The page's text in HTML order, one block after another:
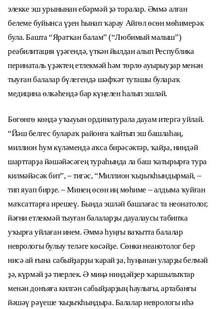
элекке эш урынынан ебәрмәй ҙә торалар. Әммә алған
белеме буйынса үҙен һынап ҡарау Айгөл өсөн мөһимерәк
була. Башта “Яратҡан балам” (“Любимый малыш”)
реабилитация үҙәгендә, үткән йылдан алып Республика
перинаталь үҙәктең етлекмәй һәм төрлө ауырыуҙар менән
тыуған балалар бүлегендә шәфҡәт туташы булараҡ
медицина өлкәһендә бар күңелен һалып эшләй.
Бөгөнгө көндә уҡыуын ординатурала дауам итергә уйлай.
“Йәш белгес булараҡ районға ҡайтып эш башлаһаң,
миллион һум күләмендә аҡса бирәсәктәр, ҡайҙа, ниндәй
шарттарҙа йәшәйәсәгең тураһында ла баш ҡатырырға тура
килмәйәсәк бит”, – тигәс, “Миллион ҡыҙыҡһындырмай, –
тип яуап бирҙе. – Минең өсөн иң мөһиме – алдыма ҡуйған
маҡсаттарға ирешеү. Бында эшләй башлағас та неонатолог,
йәғни етлекмәй тыуған балаларҙы дауалаусы табипҡа
уҡырға уйлаған инем. Әммә һуңғы ваҡытта балалар
неврологы булыу теләге көсәйҙе. Сөнки неанотолог бер
нисә ай ғына сабыйҙарҙы ҡарай ҙа, һуңынан уларҙы белмәй
ҙә, күрмәй ҙә тиерлек. Ә миңә ниндәйҙер ҡаршылыҡтар
менән донъяға килгән сабыйҙарҙың һаулығы, артабанғы
йәшәү рәүеше ҡыҙыҡһындыра. Балалар неврологы иһә